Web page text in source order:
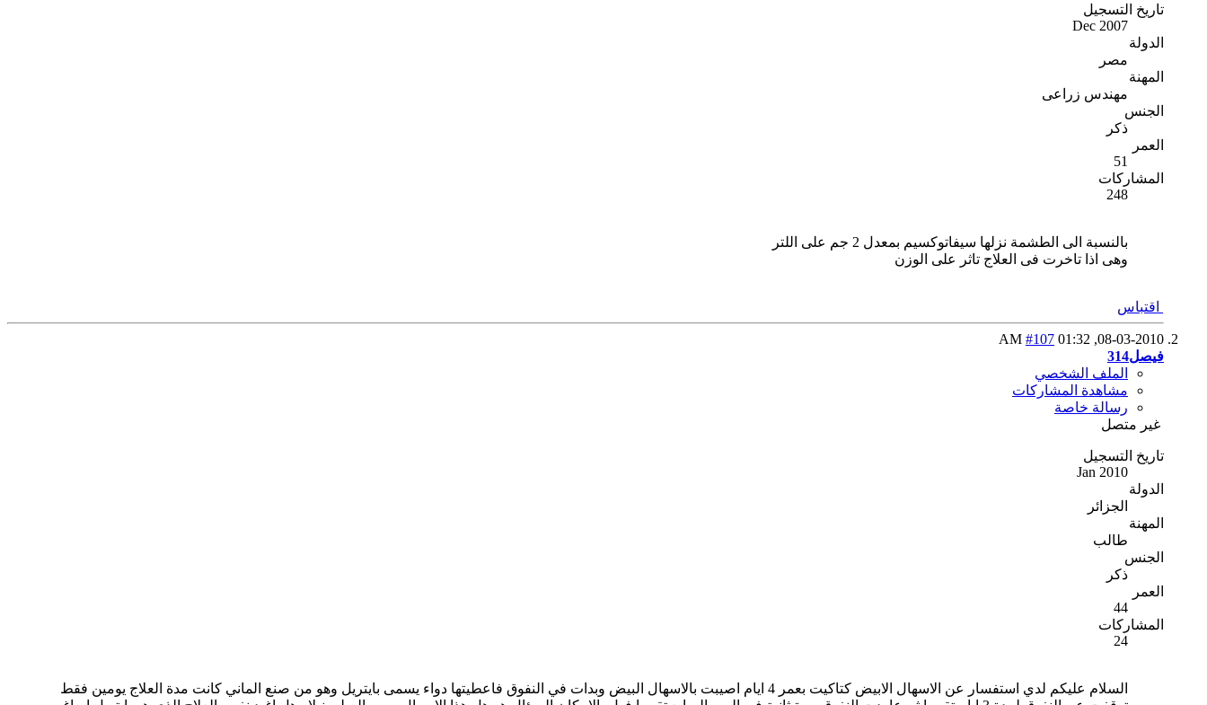
تاريخ التسجيل
Dec 2007
الدولة
مصر
المهنة
مهندس زراعى
الجنس
ذكر
العمر
51
المشاركات
248
بالنسبة الى الطشمة نزلها سيفاتوكسيم بمعدل 2 جم على اللتر
وهى اذا تاخرت فى العلاج تاثر على الوزن
اقتباس
08-03-2010,
01:32 AM
#107
فيصل314
الملف الشخصي
مشاهدة المشاركات
رسالة خاصة
غير متصل
تاريخ التسجيل
Jan 2010
الدولة
الجزائر
المهنة
طالب
الجنس
ذكر
العمر
44
المشاركات
24
السلام عليكم لدي استفسار عن الاسهال الابيض كتاكيت بعمر 4 ايام اصيبت بالاسهال البيض وبدات في النفوق فاعطيتها دواء يسمى بايتريل وهو من صنع الماني كانت مدة العلاج يومين فقط